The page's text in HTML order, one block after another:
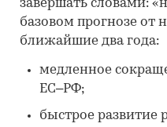
завершать словами:
базовом прогнозе от
ближайшие два года:
медленное
ЕС–РФ;
быстрое развитие